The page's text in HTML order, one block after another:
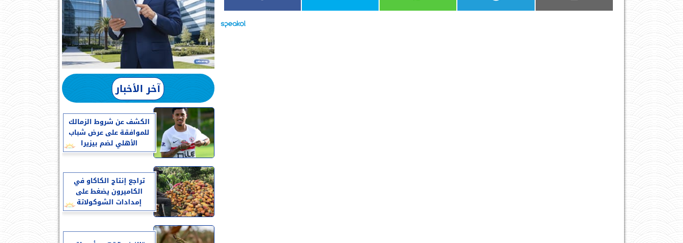
آخر الأخبار
الكشف عن شروط الزمالك
للموافقة على عرض شباب
الأهلي لضم بيزيرا
تراجع إنتاج الكاكاو في
الكاميرون يضغط على
إمدادات الشوكولاتة